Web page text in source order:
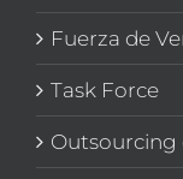
Fuerza de
Task Force
Outsourcing